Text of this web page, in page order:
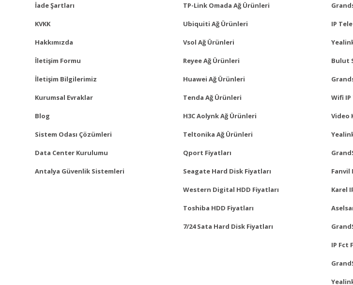
İade Şartları
KVKK
Hakkımızda
İletişim Formu
İletişim Bilgilerimiz
Kurumsal Evraklar
Blog
Sistem Odası Çözümleri
Data Center Kurulumu
Antalya Güvenlik Sistemleri
TP-Link Omada Ağ Ürünleri
Ubiquiti Ağ Ürünleri
Vsol Ağ Ürünleri
Reyee Ağ Ürünleri
Huawei Ağ Ürünleri
Tenda Ağ Ürünleri
H3C Aolynk Ağ Ürünleri
Teltonika Ağ Ürünleri
Qport Fiyatları
Seagate Hard Disk Fiyatları
Western Digital HDD Fiyatları
Toshiba HDD Fiyatları
7/24 Sata Hard Disk Fiyatları
IP
Bulut
Wifi
Video
Fanvil
Karel
IP Fct